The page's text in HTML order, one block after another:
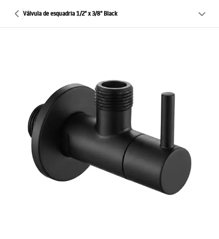
Válvula de esquadria 1/2" x 3/8" Black